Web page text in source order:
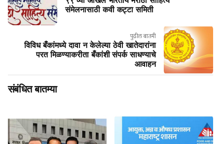
संमेलनासाठी कवी कट्टा समिती
पुढील बातमी
विविध बँकांमध्ये दावा न केलेल्या ठेवी खातेदारांना
परत मिळण्याकरीता बँकांशी संपर्क साधण्याचे
आवाहन
संबंधित बातम्या